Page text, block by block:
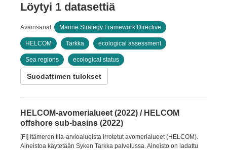
Löytyi 1 datasettiä
Avainsanat: Marine Strategy Framework Directive
HELCOM Tarkka ecological assessment
Sea regions ecological status
Suodattimen tulokset
HELCOM-avomerialueet (2022) / HELCOM
offshore sub-basins (2022)
[FI] Itämeren tila-arvioalueista irrotetut avomerialueet (HELCOM).
Aineistoa käytetään Syken Tarkka palvelussa. Aineisto on ladattu